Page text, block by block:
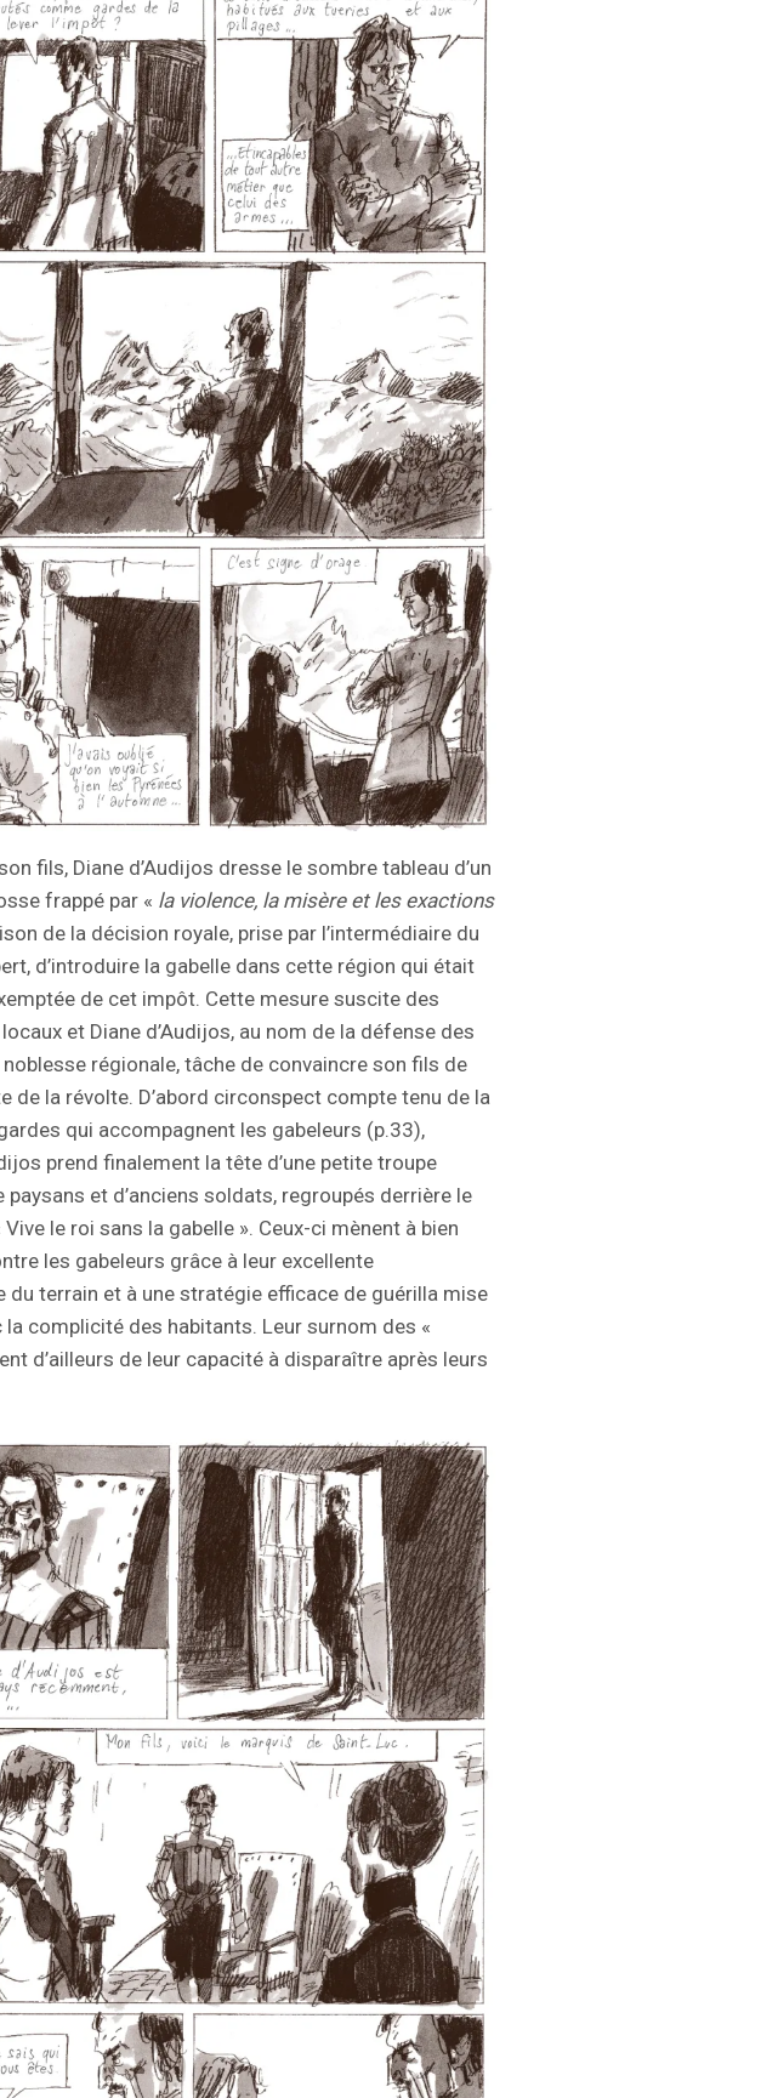
fils, Diane d’Audijos dresse le sombre tableau d’un
frappé par « la violence, la misère et les exactions
de la décision royale, prise par l’intermédiaire du
d’introduire la gabelle dans cette région qui était
de cet impôt. Cette mesure suscite des
et Diane d’Audijos, au nom de la défense des
régionale, tâche de convaincre son fils de
de la révolte. D’abord circonspect compte tenu de la
qui accompagnent les gabeleurs (p.33),
prend finalement la tête d’une petite troupe
paysans et d’anciens soldats, regroupés derrière le
Vive le roi sans la gabelle ». Ceux-ci mènent à bien
les gabeleurs grâce à leur excellente
du terrain et à une stratégie efficace de guérilla mise
la complicité des habitants. Leur surnom des «
d’ailleurs de leur capacité à disparaître après leurs